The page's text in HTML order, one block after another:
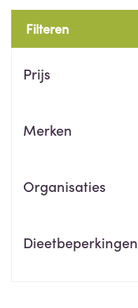
Filteren
Prijs
Merken
Organisaties
Dieetbeperkingen